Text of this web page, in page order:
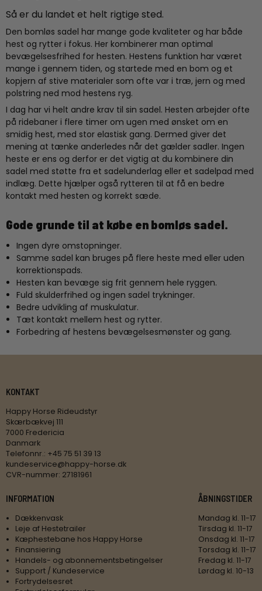
Så er du landet et helt rigtige sted.
Den bomløs sadel har mange gode kvaliteter og har både
hest og rytter i fokus. Her kombinerer man optimal
bevægelsesfrihed for hesten. Hestens funktion har været
mange i gennem tiden, og startede med en bom og et
kopjern af stive materialer som ofte var i træ, jern og med
polstring ned mod hestens ryg.
I dag har vi helt andre krav til sin sadel. Hesten arbejder ofte
på ridebaner i flere timer om ugen med ønsket om en
smidig hest, med stor elastisk gang. Dermed giver det
mening at tænke anderledes når det gælder sadler. Ingen
heste er ens og derfor er det vigtig at du kombinere din
sadel med støtte fra et sadelunderlag eller et sadelpad med
indlæg. Dette hjælper også rytteren til at få en bedre
kontakt med hesten og korrekt sæde.
Gode grunde til at købe en bomløs sadel.
Ingen dyre omstopninger.
Samme sadel kan bruges på flere heste med eller uden
korrektionspads.
Hesten kan bevæge sig frit gennem hele ryggen.
Fuld skulderfrihed og ingen sadel trykninger.
Bedre udvikling af muskulatur.
Tæt kontakt mellem hest og rytter.
Forbedring af hestens bevægelsesmønster og gang.
KONTAKT
Happy Horse Rideudstyr
Skærbækvej 111
7000 Fredericia
Danmark
Telefonnr.: +45 75 51 39 13
kundeservice@happy-horse.dk
CVR-nummer: 27181961
INFORMATION
Dækkenvask
Leje af Hestetrailer
Kæphestebane hos Happy Horse
Finansiering
Handels- og abonnementsbetingelser
Support / Kundeservice
Fortrydelsesret
ÅBNINGSTIDER
Mandag kl. 11-17
Tirsdag kl. 11-17
Onsdag kl. 11-17
Torsdag kl. 11-17
Fredag kl. 11-17
Lørdag kl. 10-13